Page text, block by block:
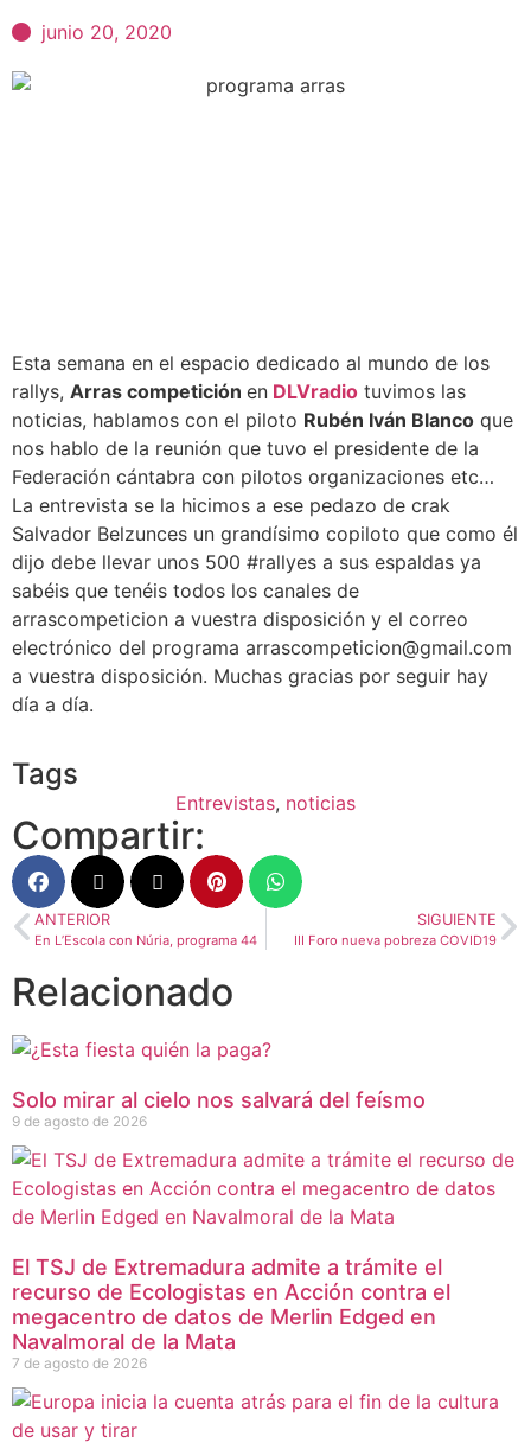
junio 20, 2020
Esta semana en el espacio dedicado al mundo de los
rallys, Arras competición en DLVradio tuvimos las
noticias, hablamos con el piloto Rubén Iván Blanco que
nos hablo de la reunión que tuvo el presidente de la
Federación cántabra con pilotos organizaciones etc…
La entrevista se la hicimos a ese pedazo de crak
Salvador Belzunces un grandísimo copiloto que como él
dijo debe llevar unos 500 #rallyes a sus espaldas ya
sabéis que tenéis todos los canales de
arrascompeticion a vuestra disposición y el correo
electrónico del programa arrascompeticion@gmail.com
a vuestra disposición. Muchas gracias por seguir hay
día a día.
Tags
Entrevistas, noticias
Compartir:
ANTERIOR
En L’Escola con Núria, programa 44
SIGUIENTE
III Foro nueva pobreza COVID19
Relacionado
Solo mirar al cielo nos salvará del feísmo
9 de agosto de 2026
El TSJ de Extremadura admite a trámite el
recurso de Ecologistas en Acción contra el
megacentro de datos de Merlin Edged en
Navalmoral de la Mata
7 de agosto de 2026